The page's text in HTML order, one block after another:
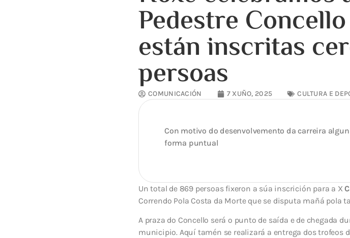
Pedestre
están inscritas
persoas
COMUNICACIÓN 7 XUÑO, 2025 CULTURA E
Con motivo do desenvolvemento da carreira
forma puntual
Un total de 869 persoas fixeron a súa inscrición para a X
Correndo Pola Costa da Morte que se disputa mañá pola
A praza do Concello será o punto de saída e de chegada
municipio. Aquí tamén se realizará a entrega dos trofeos